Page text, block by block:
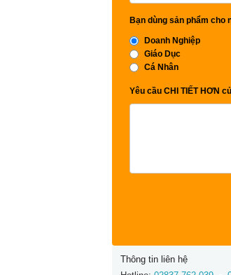
Bạn dùng sản phẩm cho
Doanh Nghiệp
Giáo Dục
Cá Nhân
Yêu cầu CHI TIẾT HƠN
Thông tin liên hệ